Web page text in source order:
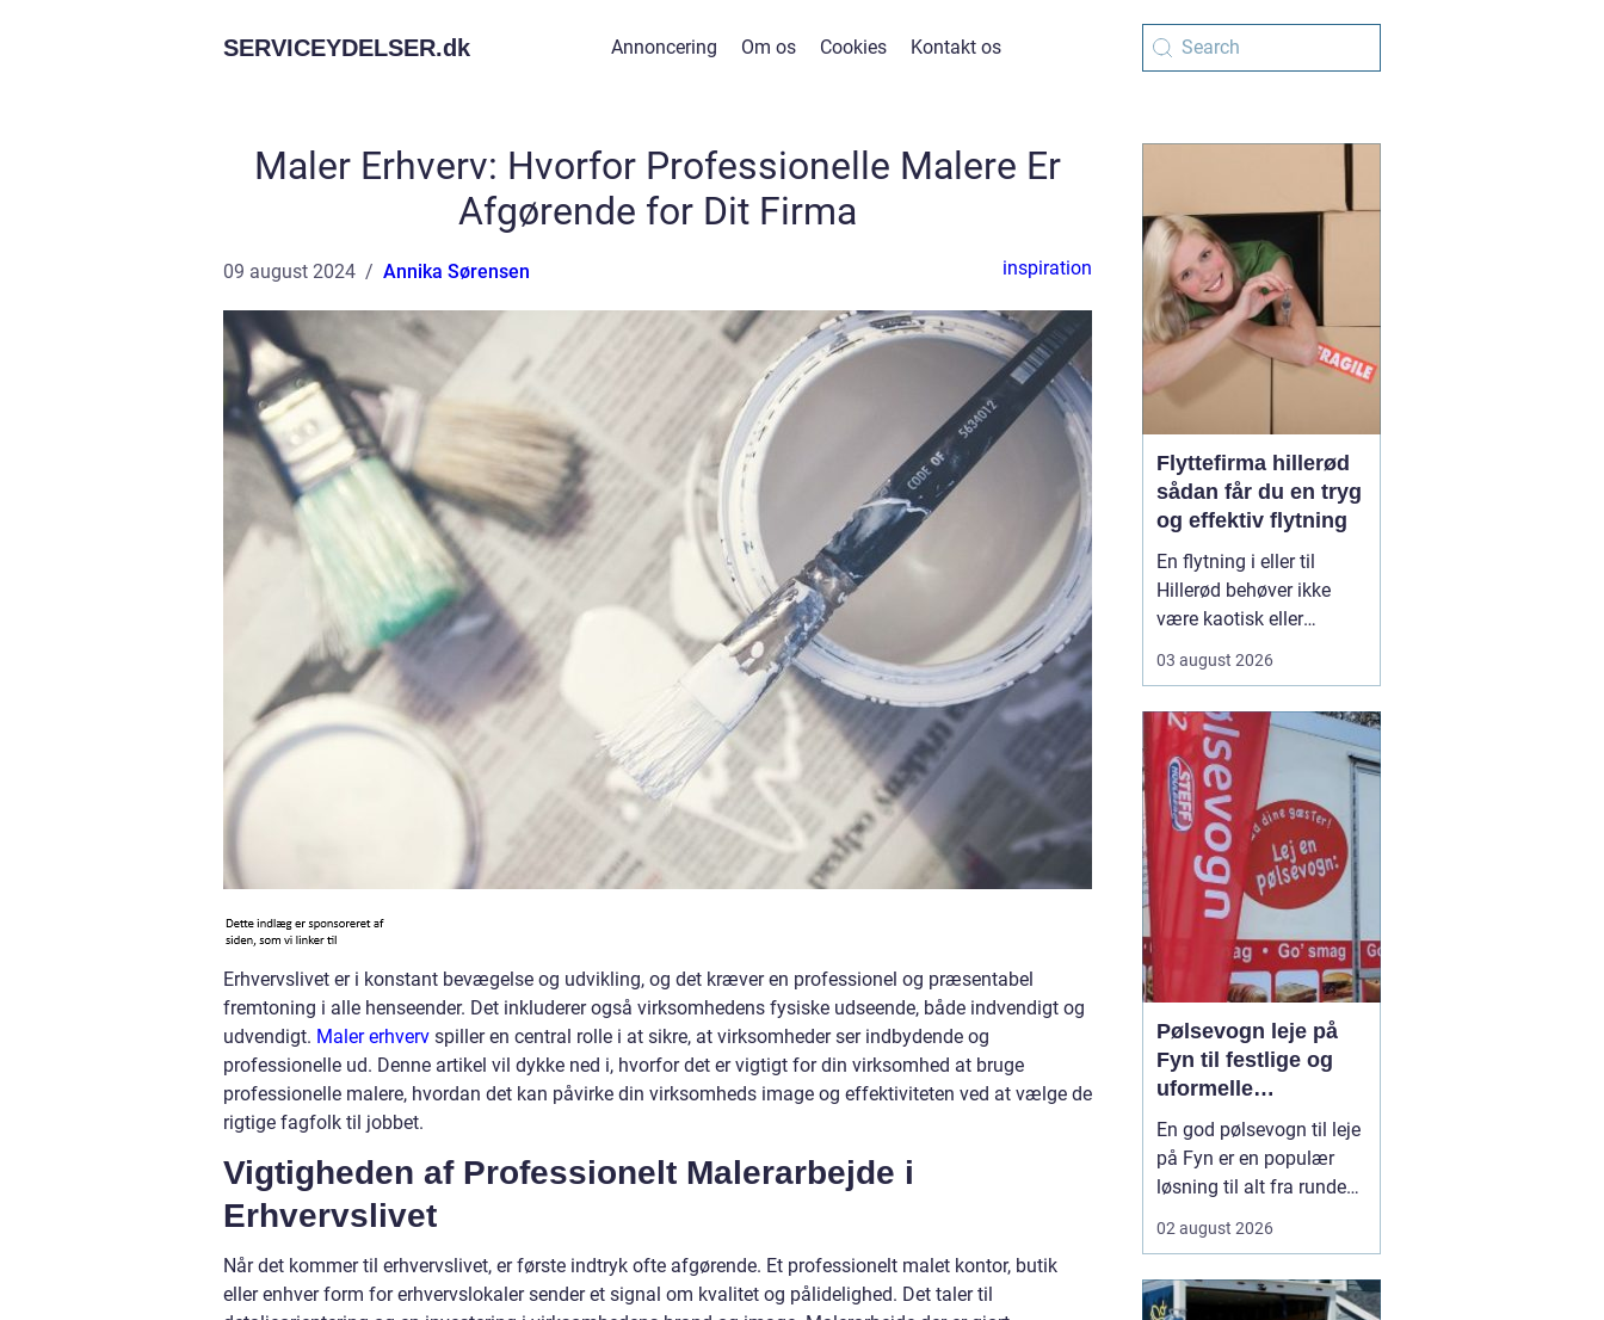
SERVICEYDELSER.dk Annoncering Om os Cookies Kontakt os
Maler Erhverv: Hvorfor Professionelle Malere Er
Afgørende for Dit Firma
09 august 2024 Annika Sørensen inspiration
Erhvervslivet er i konstant bevægelse og udvikling, og det kræver en professionel og præsentabel
fremtoning i alle henseender. Det inkluderer også virksomhedens fysiske udseende, både indvendigt og
udvendigt. Maler erhverv spiller en central rolle i at sikre, at virksomheder ser indbydende og
professionelle ud. Denne artikel vil dykke ned i, hvorfor det er vigtigt for din virksomhed at bruge
professionelle malere, hvordan det kan påvirke din virksomheds image og effektiviteten ved at vælge de
rigtige fagfolk til jobbet.
Vigtigheden af Professionelt Malerarbejde i
Erhvervslivet
Når det kommer til erhvervslivet, er første indtryk ofte afgørende. Et professionelt malet kontor, butik
eller enhver form for erhvervslokaler sender et signal om kvalitet og pålidelighed. Det taler til
Flyttefirma hillerød
sådan får du en tryg
og effektiv flytning
En flytning i eller til
Hillerød behøver ikke
være kaotisk eller
rette planlægning og et
Hillerød kan
du spare
både tid, kræfter og
bekymringer. Mange
opdager først...
03 august 2026
Pølsevogn leje på
Fyn til festlige og
uformelle
arrangementer
En god pølsevogn til leje
på Fyn er en populær
løsning til alt fra runde
konfirmationer til
Mange vælger en mobil
02 august 2026